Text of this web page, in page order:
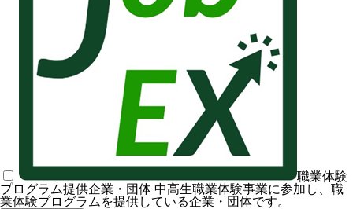
職業体験
プログラム提供企業・団体 中高生職業体験事業に参加し、職
業体験プログラムを提供している企業・団体です。